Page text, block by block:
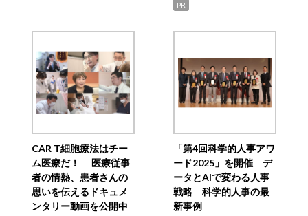
PR
CAR T細胞療法はチー
ム医療だ！ 医療従事
者の情熱、患者さんの
思いを伝えるドキュメ
ンタリー動画を公開中
「第4回科学的人事アワ
ード2025」を開催 デ
ータとAIで変わる人事
戦略 科学的人事の最
新事例